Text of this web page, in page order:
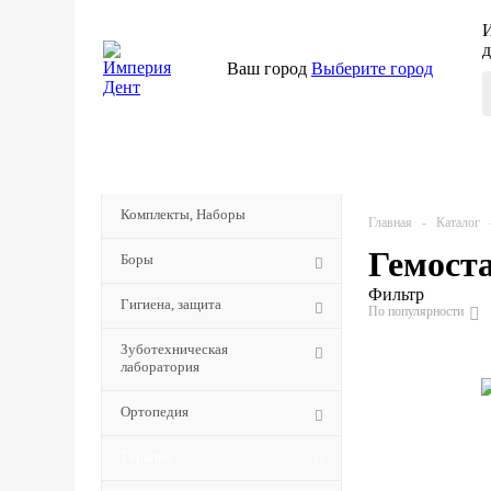
Ваш город Выберите город
Комплекты, Наборы
Боры
Гигиена, защита
Зуботехническая
лаборатория
Ортопедия
Главная - Каталог
Фильтр
По популярности